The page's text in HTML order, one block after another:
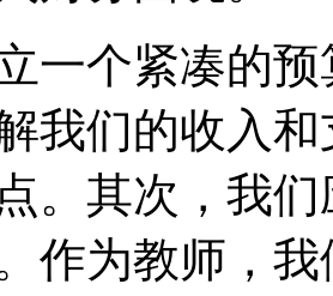
一个紧凑的
我们的收入
。其次，我
作为教师，